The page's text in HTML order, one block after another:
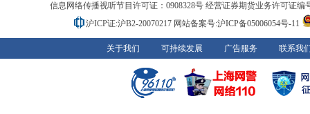
信息网络传播视听节目许可证：0908328号 经营证券期货业务许可证编
沪ICP证:沪B2-20070217 网站备案号:沪ICP备05006054号-11
关于我们 可持续发展 广告服务 联系我